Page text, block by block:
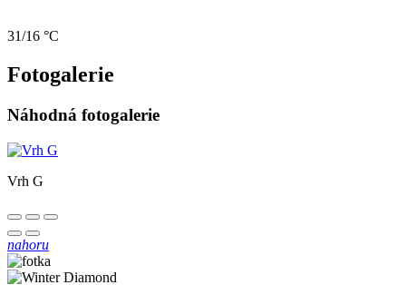
31/16 °C
Fotogalerie
Náhodná fotogalerie
Vrh G
nahoru